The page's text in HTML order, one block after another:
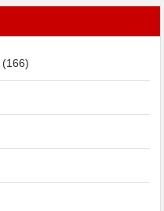
(166)